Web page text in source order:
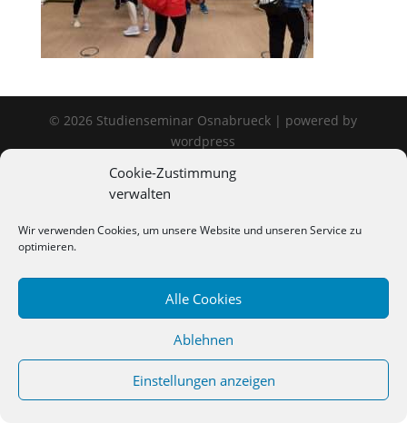
Cookie-Zustimmung
verwalten
Wir verwenden Cookies, um unsere Website und unseren Service zu
optimieren.
Alle Cookies
Ablehnen
Einstellungen anzeigen
© 2026 Studienseminar Osnabrueck | powered by
wordpress